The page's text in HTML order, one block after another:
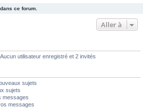
ce forum.
Aller à
utilisateur enregistré et 2 invités
sujets
sujets
messages
messages